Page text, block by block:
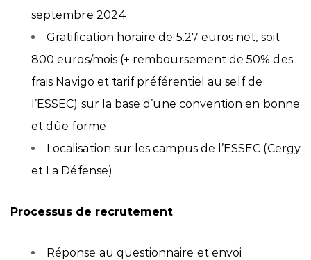
septembre 2024
Gratification horaire de 5.27 euros net, soit
800 euros/mois (+ remboursement de 50% des
frais Navigo et tarif préférentiel au self de
l’ESSEC) sur la base d’une convention en bonne
et dûe forme
Localisation sur les campus de l’ESSEC (Cergy
et La Défense)
Processus de recrutement
Réponse au questionnaire et envoi